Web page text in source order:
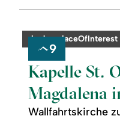
category:
badge.placeOfInterest
9
Kapelle St.
Magdalena
Wallfahrtskirche
readmore:
St.
Magdalena
Bolsterlang